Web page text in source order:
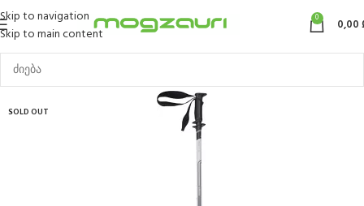
Skip to navigation
Skip to main content
0 0,00
SOLD OUT